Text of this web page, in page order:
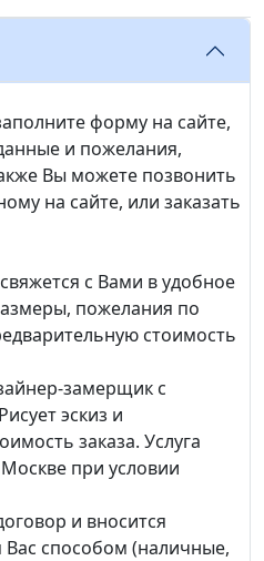
форму на сайте,
и пожелания,
Вы можете позвонить
на сайте, или заказать
с Вами в удобное
пожелания по
стоимость
замерщик с
эскиз и
заказа. Услуга
при условии
и вносится
способом (наличные,